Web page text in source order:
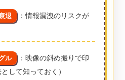
退
：情報漏洩のリスクが
ル
：映像の斜め撮りで印
して知っておく）